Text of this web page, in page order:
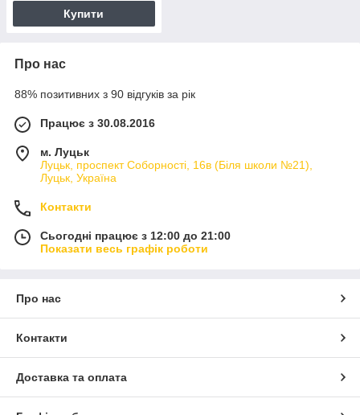
Купити
Про нас
88% позитивних з 90 відгуків за рік
Працює з 30.08.2016
м. Луцьк
Луцьк, проспект Соборності, 16в (Біля школи №21),
Луцьк, Україна
Контакти
Сьогодні працює з 12:00 до 21:00
Показати весь графік роботи
Про нас
Контакти
Доставка та оплата